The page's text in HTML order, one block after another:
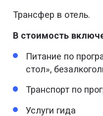
Трансфер в отель.
В стоимость
Питание по
стол»,
Транспорт по
Услуги гида